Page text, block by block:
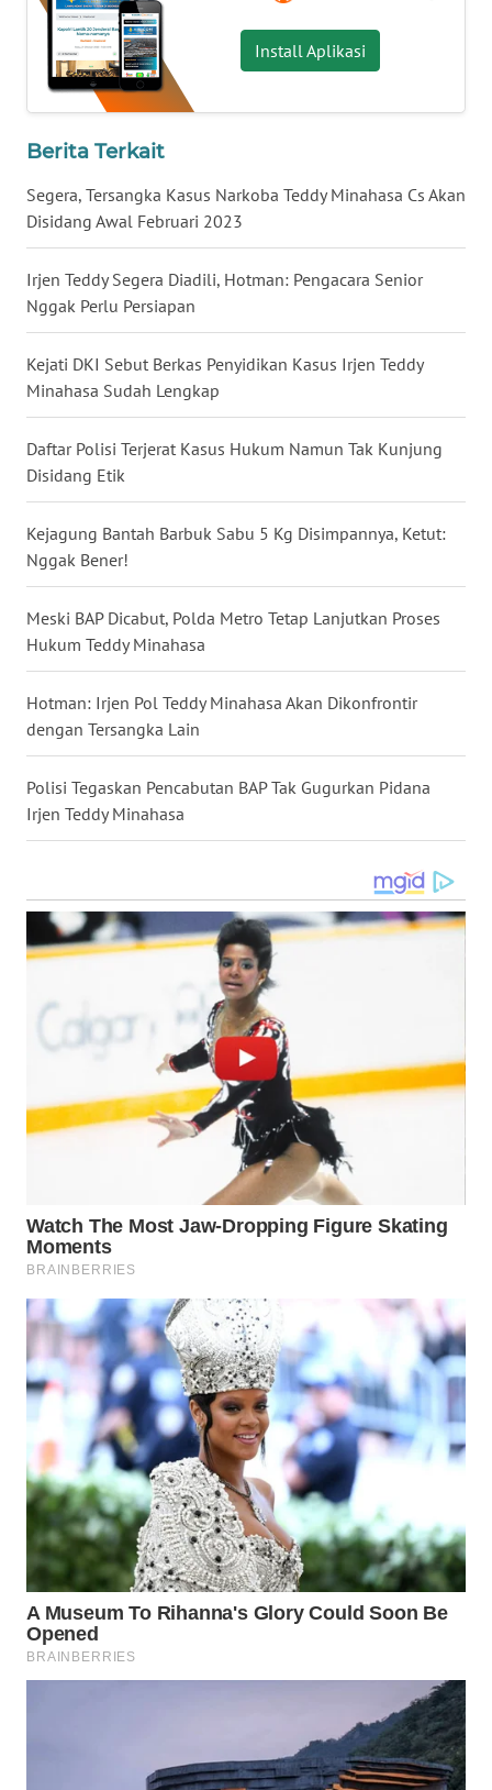
Install Aplikasi
Berita Terkait
Segera, Tersangka Kasus Narkoba Teddy Minahasa Cs Akan
Disidang Awal Februari 2023
Irjen Teddy Segera Diadili, Hotman: Pengacara Senior
Nggak Perlu Persiapan
Kejati DKI Sebut Berkas Penyidikan Kasus Irjen Teddy
Minahasa Sudah Lengkap
Daftar Polisi Terjerat Kasus Hukum Namun Tak Kunjung
Disidang Etik
Kejagung Bantah Barbuk Sabu 5 Kg Disimpannya, Ketut:
Nggak Bener!
Meski BAP Dicabut, Polda Metro Tetap Lanjutkan Proses
Hukum Teddy Minahasa
Hotman: Irjen Pol Teddy Minahasa Akan Dikonfrontir
dengan Tersangka Lain
Polisi Tegaskan Pencabutan BAP Tak Gugurkan Pidana
Irjen Teddy Minahasa
WN
KALBAR
WN
KALTENG
KALTARA
WN
KALSEL
WN
KALTIM
WN
WN
WN
WN
MALUT
WN
DAIRI
WN
DANAU
TOBA
WN
NIAS
LANGKAT
SELATAN
WN
TANJUNG
LESUNG
WN
KARO
WN
SIMALUNGUN
WN
LABUHANBATU
WN
TAPANULI
TENGAH